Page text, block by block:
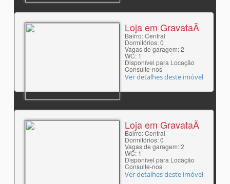
Loja em GravataÃ­
Bairro: Central
Dormitórios: 0
Vagas de garagem: 2
WC: 1
Disponível para Locação
Consulte-nos
Ver detalhes deste imóvel
Loja em GravataÃ­
Bairro: Central
Dormitórios: 0
Vagas de garagem: 2
WC: 1
Disponível para Locação
Consulte-nos
Ver detalhes deste imóvel